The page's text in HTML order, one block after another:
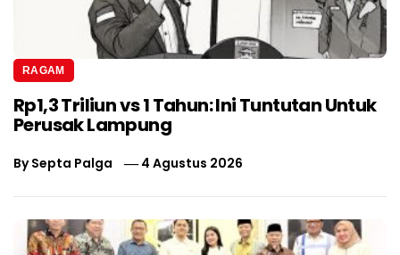
RAGAM
Rp1,3 Triliun vs 1 Tahun: Ini Tuntutan Untuk
Perusak Lampung
BySepta Palga 4 Agustus 2026